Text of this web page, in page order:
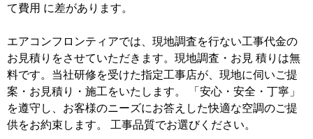
て費用 に差があります。
エアコンフロンティアでは、現地調査を行ない工事代金の
お見積りをさせていただきます。現地調査・お見 積りは無
料です。当社研修を受けた指定工事店が、現地に伺いご提
案・お見積り・施工をいたします。 「安心・安全・丁寧」
を遵守し、お客様のニーズにお答えした快適な空調のご提
供をお約束します。 工事品質でお選びください。